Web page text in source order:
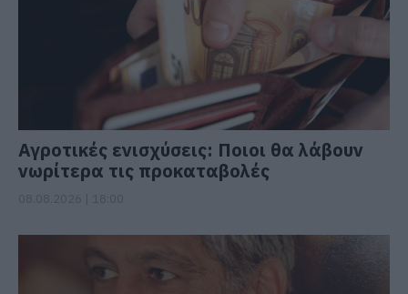
Αγροτικές ενισχύσεις: Ποιοι θα λάβουν
νωρίτερα τις προκαταβολές